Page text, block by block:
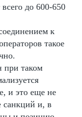
до 600-650
к
такое
при таком
и это еще не
санкций и, в